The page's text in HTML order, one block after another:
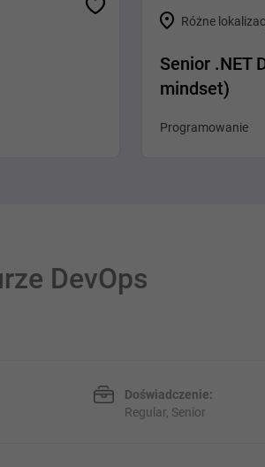
Różne
Senior .NET
mindset)
Programowanie
DevOps
Doświadczenie:
Regular, Senior